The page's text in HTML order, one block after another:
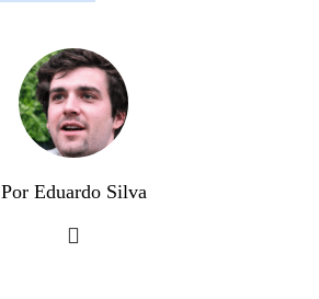
Por Eduardo Silva